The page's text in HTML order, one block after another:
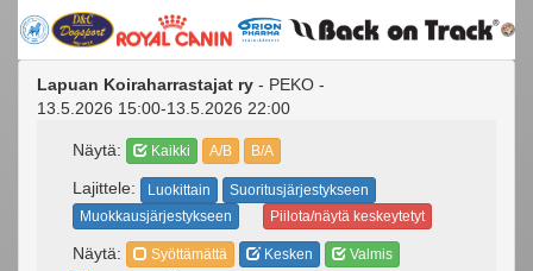
Lapuan Koiraharrastajat ry - PEKO -
13.5.2026 15:00-13.5.2026 22:00
Näytä: Kaikki A/B B/A
Lajittele: Luokittain
Suoritusjärjestykseen
Muokkausjärjestykseen
Piilota/näytä keskeytetyt
Näytä: Syöttämättä Kesken Valmis